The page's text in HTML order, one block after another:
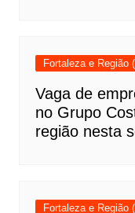
Fortaleza e Região
Vaga de
no Grupo
região nesta
Fortaleza e Região